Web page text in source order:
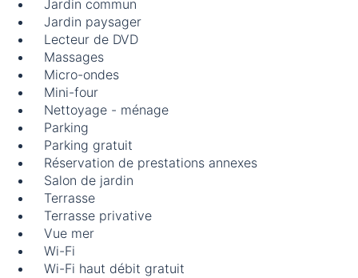
Jardin commun
Jardin paysager
Lecteur de DVD
Massages
Micro-ondes
Mini-four
Nettoyage - ménage
Parking
Parking gratuit
Réservation de prestations annexes
Salon de jardin
Terrasse
Terrasse privative
Vue mer
Wi-Fi
Wi-Fi haut débit gratuit